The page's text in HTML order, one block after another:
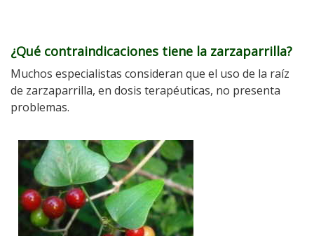
¿Qué contraindicaciones tiene la zarzaparrilla?
Muchos especialistas consideran que el uso de la raíz
de zarzaparrilla, en dosis terapéuticas, no presenta
problemas.